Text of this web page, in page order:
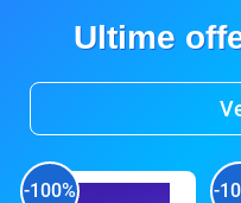
Ultime
-100% -